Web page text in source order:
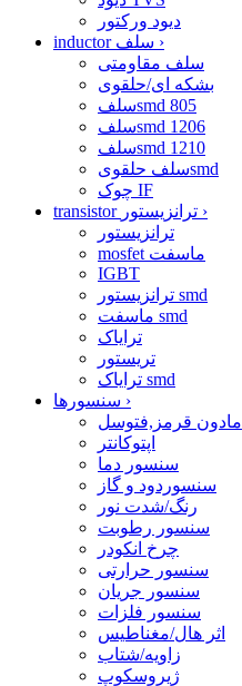
دیود ورکتور
›
سلف مقاومتی
بشکه ای/حلقوی
سلفsmd 805
سلفsmd 1206
سلفsmd 1210
سلف حلقویsmd
چوک IF
›
ترانزیستور
mosfet ماسفت
IGBT
ترانزیستور smd
ماسفت smd
ترایاک
تریستور
ترایاک smd
›
مادون قرمز,فتوسل
اپتوکانتر
سنسور دما
سنسوردود و گاز
رنگ/شدت نور
سنسور رطوبت
چرخ انکودر
سنسور حرارتی
سنسور جریان
سنسور فلزات
اثر هال/مغناطیس
زاویه/شتاب
ژیروسکوپ